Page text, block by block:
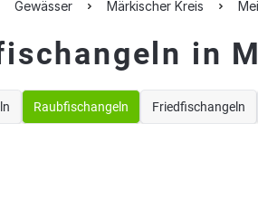
Gewässer Märkischer Kreis
in
Raubfischangeln Friedfischangeln